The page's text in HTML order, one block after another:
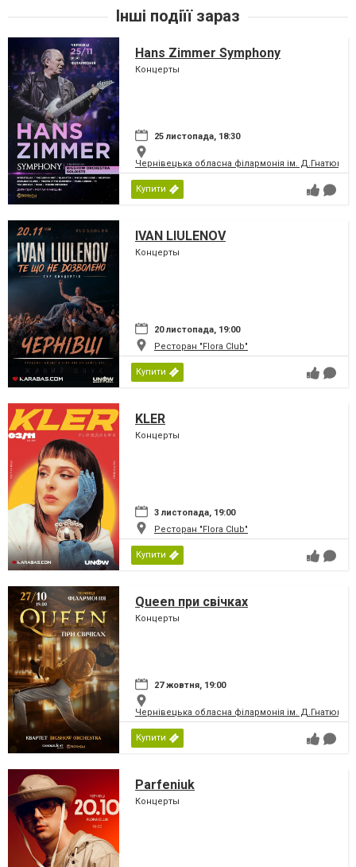
Інші подіїї зараз
Hans Zimmer Symphony
Концерты
25 листопада, 18:30
Чернівецька обласна філармонія ім. Д.Гнатюка
Купити
IVAN LIULENOV
Концерты
20 листопада, 19:00
Ресторан "Flora Club"
Купити
KLER
Концерты
3 листопада, 19:00
Ресторан "Flora Club"
Купити
Queen при свічках
Концерты
27 жовтня, 19:00
Чернівецька обласна філармонія ім. Д.Гнатюка
Купити
Parfeniuk
Концерты